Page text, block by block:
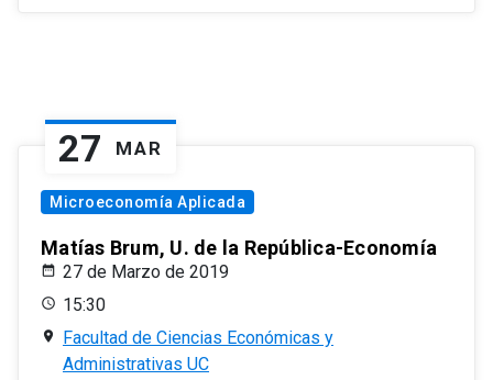
27 MAR
Microeconomía Aplicada
Matías Brum, U. de la República-Economía
27 de Marzo de 2019
15:30
Facultad de Ciencias Económicas y
Administrativas UC